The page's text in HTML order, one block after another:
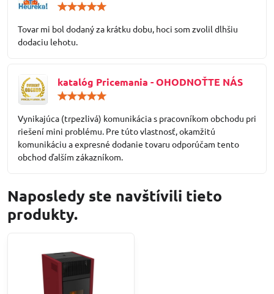
5
Tovar mi bol dodaný za krátku dobu, hoci som zvolil dlhšiu
dodaciu lehotu.
katalóg Pricemania - OHODNOŤTE NÁS
5
Vynikajúca (trpezlivá) komunikácia s pracovníkom obchodu pri
riešení mini problému. Pre túto vlastnosť, okamžitú
komunikáciu a expresné dodanie tovaru odporúčam tento
obchod ďalším zákazníkom.
Naposledy ste navštívili tieto
produkty.